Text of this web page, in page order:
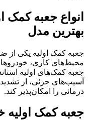
انواع جعبه کمک
بهترین مدل
جعبه کمک اولیه یکی از
محیط‌های کاری،
جعبه کمک‌های اولیه
آسیب‌های جزئی، از
درمانی را امکان‌پذیر کند.
جعبه کمک اولیه